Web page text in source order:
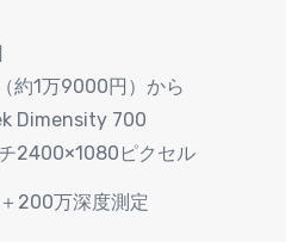
約1万9000円）から
Dimensity 700
2400×1080ピクセル
200万深度測定